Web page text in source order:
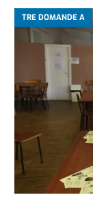
TRE DOMANDE A